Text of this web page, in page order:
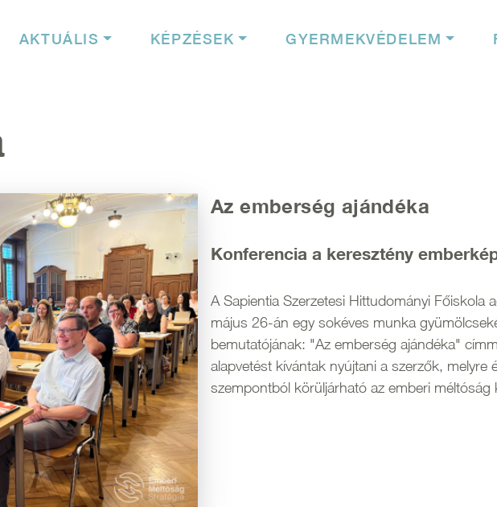
AKTUÁLIS KÉPZÉSEK GYERMEKVÉDELEM
Az emberség ajándéka
Konferencia a keresztény
A Sapientia Szerzetesi Hittudományi Főiskola
május 26-án egy sokéves munka
bemutatójának: "Az emberség ajándéka"
alapvetést kívántak nyújtani a szerzők, melyre
szempontból körüljárható az emberi méltóság